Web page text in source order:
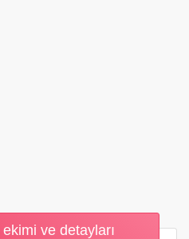
ve detayları